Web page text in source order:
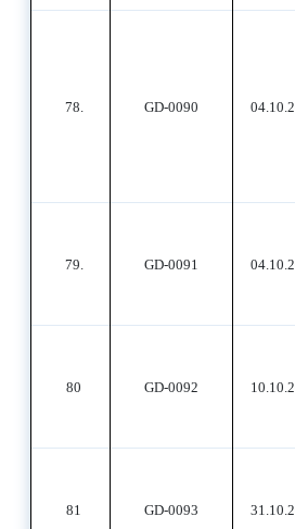
78. GD-0090
79. GD-0091
80 GD-0092
81 GD-0093